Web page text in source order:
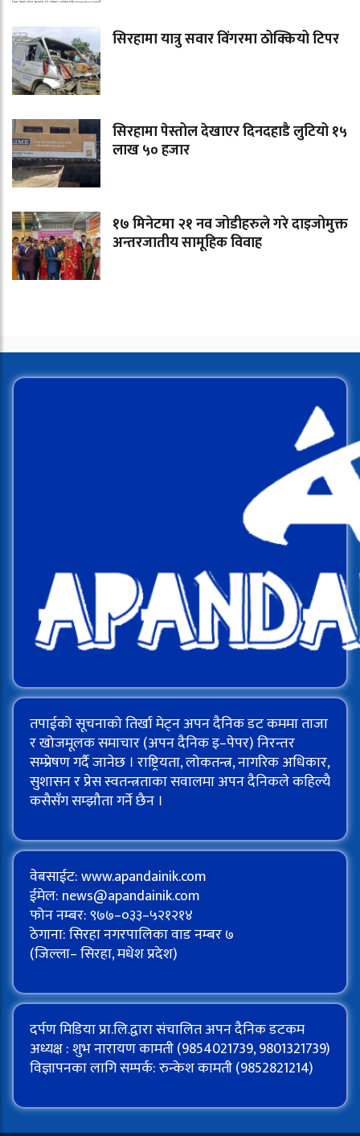
सिरहामा यात्रु सवार विंगरमा ठोक्कियो टिपर
सिरहामा पेस्तोल देखाएर दिनदहाडै लुटियो १५
लाख ५० हजार
१७ मिनेटमा २१ नव जोडीहरुले गरे दाइजोमुक्त
अन्तरजातीय सामूहिक विवाह
तपाईको सूचनाको तिर्खा मेट्न अपन दैनिक डट कममा ताजा
र खोजमूलक समाचार (अपन दैनिक इ–पेपर) निरन्तर
सम्प्रेषण गर्दै जानेछ । राष्ट्रियता, लोकतन्त्र, नागरिक अधिकार,
सुशासन र प्रेस स्वतन्त्रताका सवालमा अपन दैनिकले कहिल्यै
कसैसँग सम्झौता गर्ने छैन ।
वेबसाईट: www.apandainik.com
ईमेल: news@apandainik.com
फोन नम्बर: ९७७–०३३–५२१२१४
ठेगाना: सिरहा नगरपालिका वाड नम्बर ७
(जिल्ला– सिरहा, मधेश प्रदेश)
दर्पण मिडिया प्रा.लि.द्वारा संचालित अपन दैनिक डटकम
अध्यक्ष : शुभ नारायण कामती (9854021739, 9801321739)
विज्ञापनका लागि सम्पर्क: रुन्केश कामती (9852821214)